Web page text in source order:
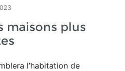
maisons plus
l’habitation de